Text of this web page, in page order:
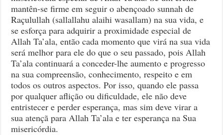
mantên-se firme em seguir o abençoado sunnah de
Raçulullah (sallallahu alaihi wasallam) na sua vida, e
se esforça para adquirir a proximidade especial de
Allah Ta’ala, então cada momento que virá na sua vida
será melhor para ele do que o seu passado, pois Allah
Ta’ala continuará a conceder-lhe aumento e progresso
na sua compreensão, conhecimento, respeito e em
todos os outros aspectos. Por isso, quando ele passa
por qualquer aflição ou dificuldade, ele não deve
entristecer e perder esperança, mas sim deve virar a
sua atençã para Allah Ta’ala e ter esperança na Sua
misericórdia.